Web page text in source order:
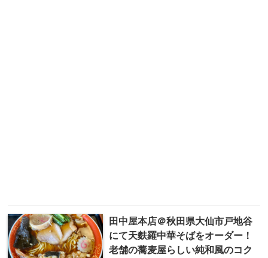
田中屋本店＠秋田県大仙市戸地谷
にて天麩羅中華そばをオーダー！
老舗の蕎麦屋らしい純和風のコク